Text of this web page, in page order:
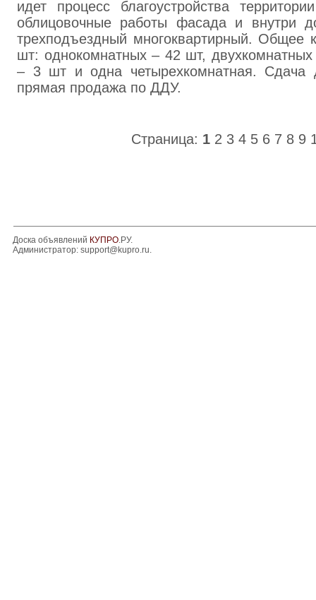
идет процесс благоустройства
облицовочные работы фасада и внутри
трехподъездный многоквартирный. Общее
шт: однокомнатных – 42 шт,
– 3 шт и одна четырехкомнатная. Сдача
прямая продажа по ДДУ.
Страница: 1 2 3 4 5 6 7 8 9
Доска объявлений КУПРО.РУ.
Администратор: support@kupro.ru.